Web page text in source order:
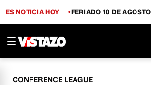
ES NOTICIA HOY FERIADO 10 DE AGOSTO
CONFERENCE LEAGUE